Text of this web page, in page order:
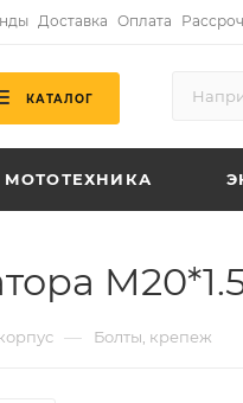
Доставка Оплата
КАТАЛОГ
МОТОТЕХНИКА
— Болты, крепеж